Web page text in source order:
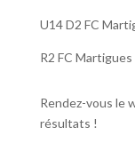
U14 D2 FC
R2 FC
Rendez-vous le
résultats !